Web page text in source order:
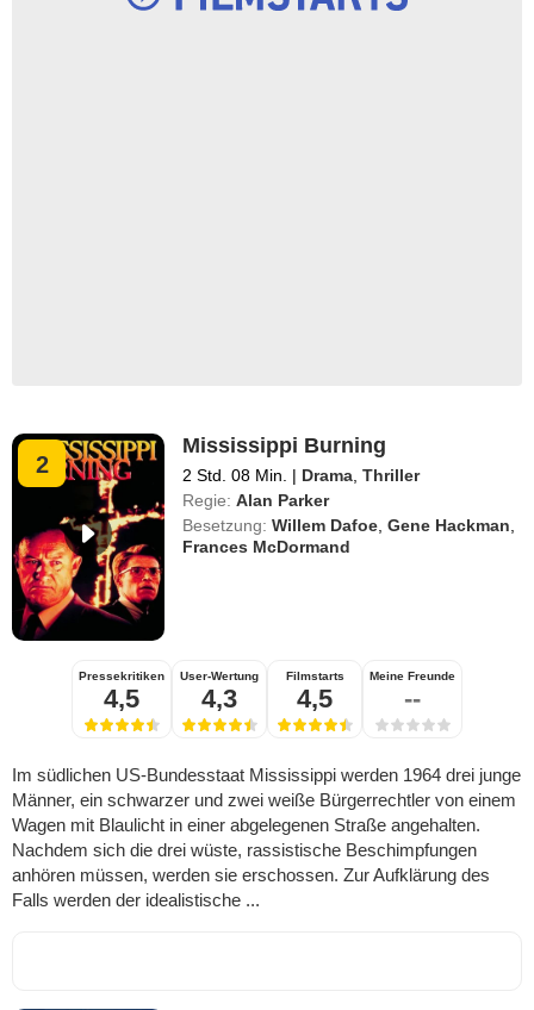
2
Mississippi Burning
2 Std. 08 Min. | Drama ,Thriller
Regie: Alan Parker
Besetzung: Willem Dafoe ,Gene Hackman
Frances McDormand
Pressekritiken
4,5
User-Wertung
4,3
Filmstarts
4,5
Meine Freunde
--
Im südlichen US-Bundesstaat Mississippi werden 1964 drei junge
Männer, ein schwarzer und zwei weiße Bürgerrechtler von einem
Wagen mit Blaulicht in einer abgelegenen Straße angehalten.
Nachdem sich die drei wüste, rassistische Beschimpfungen
anhören müssen, werden sie erschossen. Zur Aufklärung des
Falls werden der idealistische ...